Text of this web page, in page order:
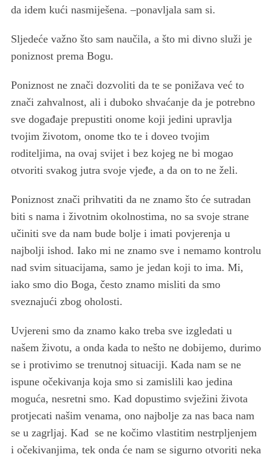
da idem kući nasmiješena. –ponavljala sam si.
Sljedeće važno što sam naučila, a što mi divno služi je
poniznost prema Bogu.
Poniznost ne znači dozvoliti da te se ponižava već to
znači zahvalnost, ali i duboko shvaćanje da je potrebno
sve događaje prepustiti onome koji jedini upravlja
tvojim životom, onome tko te i doveo tvojim
roditeljima, na ovaj svijet i bez kojeg ne bi mogao
otvoriti svakog jutra svoje vjeđe, a da on to ne želi.
Poniznost znači prihvatiti da ne znamo što će sutradan
biti s nama i životnim okolnostima, no sa svoje strane
učiniti sve da nam bude bolje i imati povjerenja u
najbolji ishod. Iako mi ne znamo sve i nemamo kontrolu
nad svim situacijama, samo je jedan koji to ima. Mi,
iako smo dio Boga, često znamo misliti da smo
sveznajući zbog oholosti.
Uvjereni smo da znamo kako treba sve izgledati u
našem životu, a onda kada to nešto ne dobijemo, durimo
se i protivimo se trenutnoj situaciji. Kada nam se ne
ispune očekivanja koja smo si zamislili kao jedina
moguća, nesretni smo. Kad dopustimo svježini života
protjecati našim venama, ono najbolje za nas baca nam
se u zagrljaj. Kad se ne kočimo vlastitim nestrpljenjem
i očekivanjima, tek onda će nam se sigurno otvoriti neka